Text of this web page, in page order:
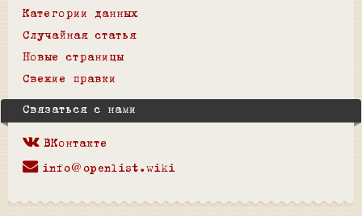
Категории данных
Случайная статья
Новые страницы
Свежие правки
Связаться с нами
ВКонтакте
info@openlist.wiki